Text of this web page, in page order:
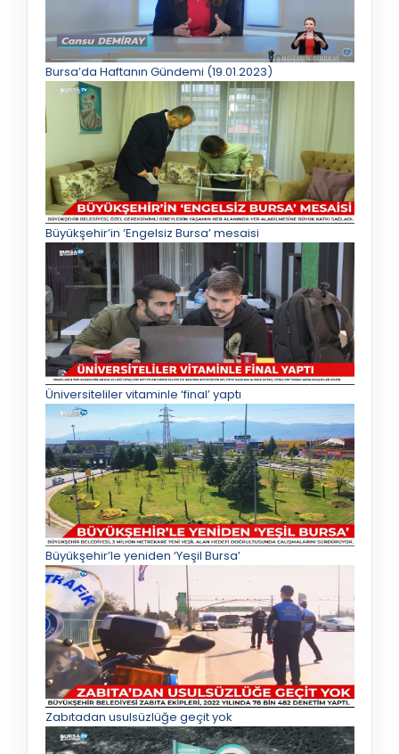
Bursa’da Haftanın Gündemi (19.01.2023)
Büyükşehir’in ‘Engelsiz Bursa’ mesaisi
Üniversiteliler vitaminle ‘final’ yaptı
Büyükşehir’le yeniden ‘Yeşil Bursa’
Zabıtadan usulsüzlüğe geçit yok